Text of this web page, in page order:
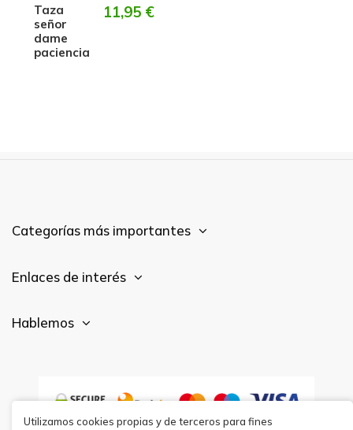
Taza
señor
dame
paciencia
11,95 €
Categorías más importantes
Enlaces de interés
Hablemos
Utilizamos cookies propias y de terceros para fines